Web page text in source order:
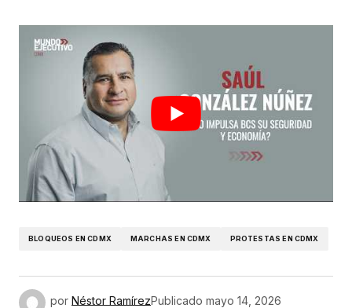
BLOQUEOS EN CDMX MARCHAS EN CDMX PROTESTAS EN CDMX
por Néstor RamírezPublicado mayo 14, 2026